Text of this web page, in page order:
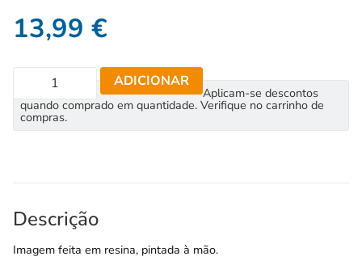
13,99 €
ADICIONAR
Aplicam-se descontos
quando comprado em quantidade. Verifique no carrinho de
compras.
Descrição
Imagem feita em resina, pintada à mão.